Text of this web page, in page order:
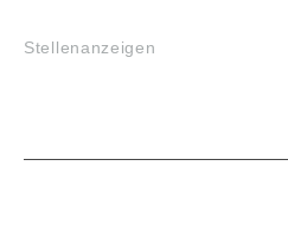
Stellenanzeigen